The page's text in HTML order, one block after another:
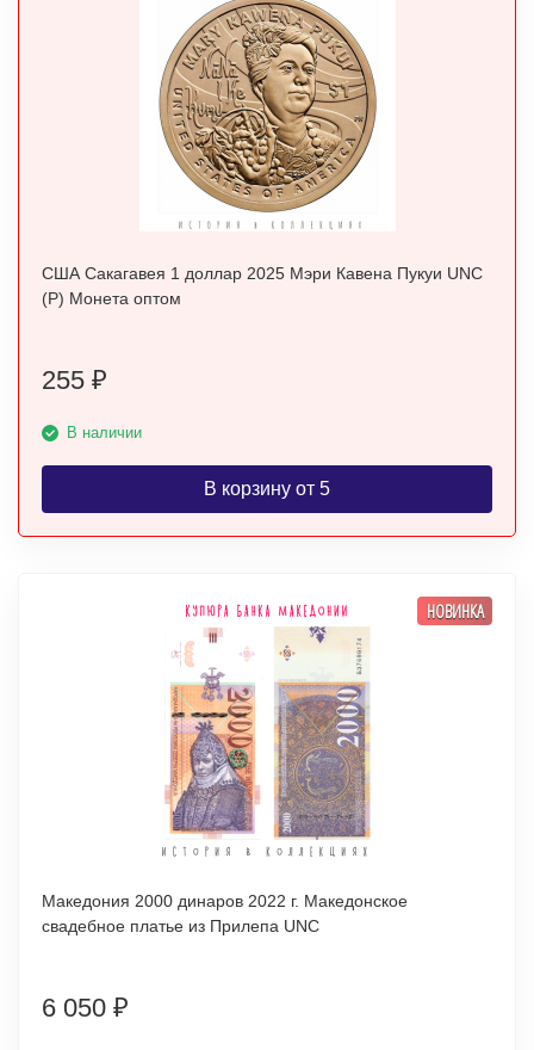
США Сакагавея 1 доллар 2025 Мэри Кавена Пукуи UNC
(P) Монета оптом
255 ₽
В наличии
В корзину от 5
НОВИНКА
Македония 2000 динаров 2022 г. Македонское
свадебное платье из Прилепа UNC
6 050 ₽